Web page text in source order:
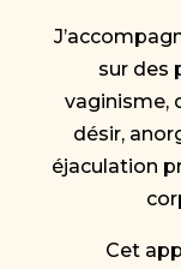
sur des
vaginisme,
désir,
éjaculation
Cet